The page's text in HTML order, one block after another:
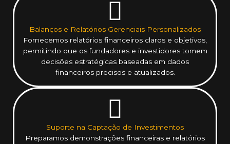
Balanços e Relatórios Gerenciais Personalizados
Fornecemos relatórios financeiros claros e objetivos,
permitindo que os fundadores e investidores tomem
decisões estratégicas baseadas em dados
financeiros precisos e atualizados.
Suporte na Captação de Investimentos
Preparamos demonstrações financeiras e relatórios